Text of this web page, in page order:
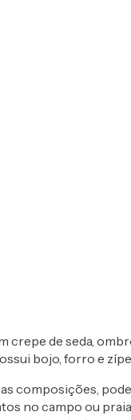
crepe de seda,
bojo, forro e
composições,
no campo ou